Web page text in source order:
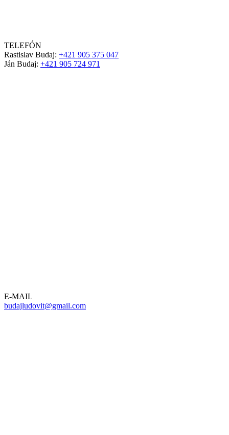
TELEFÓN
Rastislav Budaj: +421 905 375 047
Ján Budaj: +421 905 724 971
E-MAIL
budajludovit@gmail.com